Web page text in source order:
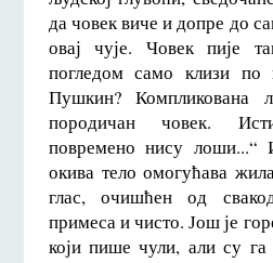
да човек виче и допре до
овај чује. Човек пије
погледом само клизи
Пушкин? Компликована
породичан човек.
повремено нису лоши...“
окива тело омогућава
глас, очишћен од
примеса и чисто. Још је
који пише чули, али су га